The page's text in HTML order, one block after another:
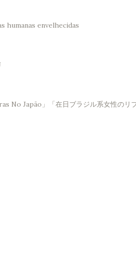
humanas envelhecidas
Japão」「在日ブラジル系女性のリ